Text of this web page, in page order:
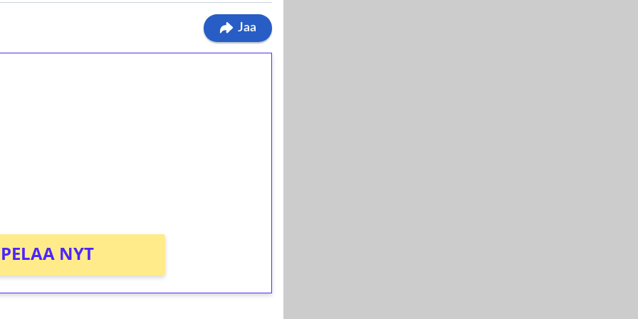
Jaa
PELAA NYT